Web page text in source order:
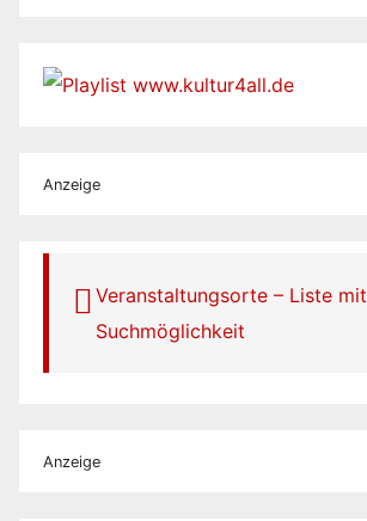
Anzeige
Veranstaltungsorte – Liste mit
Suchmöglichkeit
Anzeige